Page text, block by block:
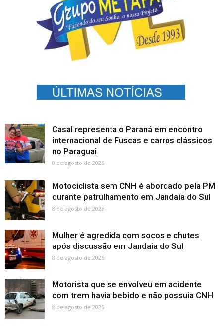
Casal representa o Paraná em encontro
internacional de Fuscas e carros clássicos
no Paraguai
8 de agosto de 2026
Motociclista sem CNH é abordado pela PM
durante patrulhamento em Jandaia do Sul
8 de agosto de 2026
Mulher é agredida com socos e chutes
após discussão em Jandaia do Sul
8 de agosto de 2026
Motorista que se envolveu em acidente
com trem havia bebido e não possuia CNH
8 de agosto de 2026